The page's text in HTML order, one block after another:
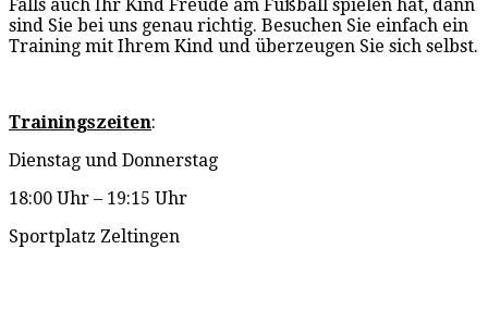
Falls auch Ihr Kind Freude am Fußball spielen hat, dann
sind Sie bei uns genau richtig. Besuchen Sie einfach ein
Training mit Ihrem Kind und überzeugen Sie sich selbst.
Trainingszeiten:
Dienstag und Donnerstag
18:00 Uhr – 19:15 Uhr
Sportplatz Zeltingen